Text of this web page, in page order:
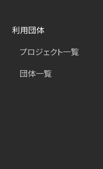
利用団体
プロジェクト一覧
団体一覧